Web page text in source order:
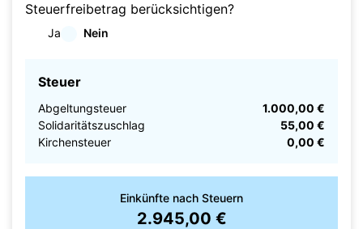
Steuerfreibetrag berücksichtigen?
Ja Nein
Steuer
Abgeltungsteuer
1.000,00 €
Solidaritätszuschlag
55,00 €
Kirchensteuer
0,00 €
Einkünfte nach Steuern
2.945,00 €